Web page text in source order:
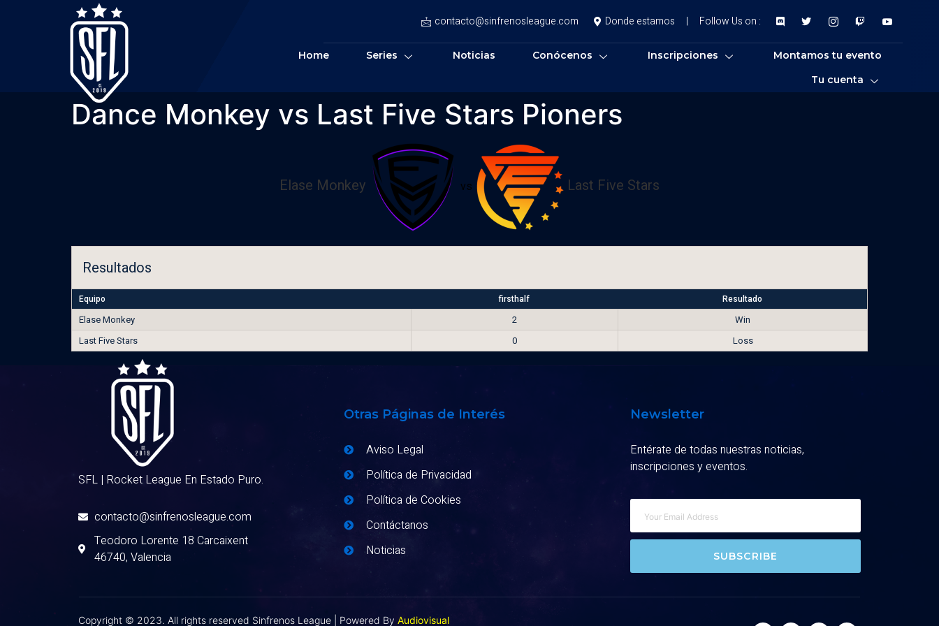
contacto@sinfrenosleague.com Donde estamos | Follow Us on :
Home Series Noticias Conócenos Inscripciones
Montamos tu evento
Tu cuenta
Dance Monkey vs Last Five Stars Pioners
Elase Monkey vs Last Five Stars
Resultados
Equipo firsthalf Resultado
Elase Monkey 2
Win
Last Five Stars
0 Loss
SFL | Rocket League En Estado Puro.
contacto@sinfrenosleague.com
Teodoro Lorente 18 Carcaixent
46740, Valencia
Otras Páginas de Interés
Aviso Legal
Política de Privacidad
Política de Cookies
Contáctanos
Noticias
Newsletter
Entérate de todas nuestras noticias,
inscripciones y eventos.
SUBSCRIBE
Copyright © 2023. All rights reserved Sinfrenos League | Powered By Audiovisual